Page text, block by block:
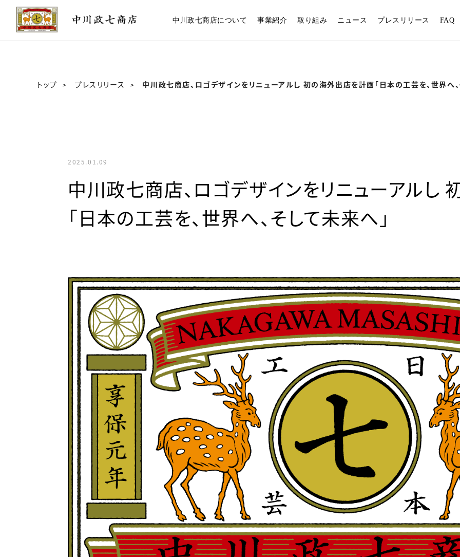
中川政七商店について 事業紹介 取り組み ニュース プレスリリース FAQ
トップ プレスリリース 中川政七商店、ロゴデザインをリニューアルし 初の海外出店を計画「日本の工芸を、世界へ、
2025.01.09
中川政七商店、ロゴデザインをリニューアルし
「日本の工芸を、世界へ、そして未来へ」